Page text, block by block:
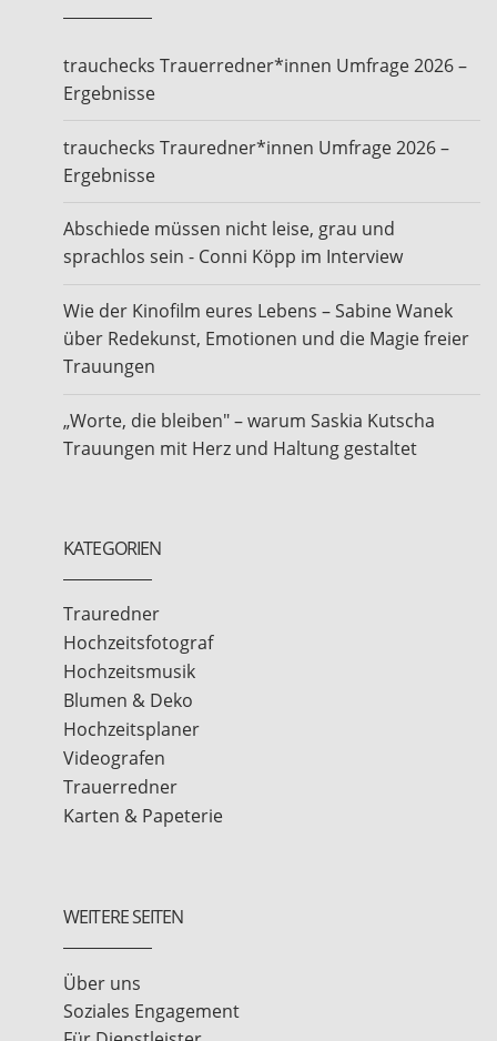
trauchecks Trauerredner*innen Umfrage 2026 –
Ergebnisse
trauchecks Trauredner*innen Umfrage 2026 –
Ergebnisse
Abschiede müssen nicht leise, grau und
sprachlos sein - Conni Köpp im Interview
Wie der Kinofilm eures Lebens – Sabine Wanek
über Redekunst, Emotionen und die Magie freier
Trauungen
„Worte, die bleiben" – warum Saskia Kutscha
Trauungen mit Herz und Haltung gestaltet
KATEGORIEN
Trauredner
Hochzeitsfotograf
Hochzeitsmusik
Blumen & Deko
Hochzeitsplaner
Videografen
Trauerredner
Karten & Papeterie
WEITERE SEITEN
Über uns
Soziales Engagement